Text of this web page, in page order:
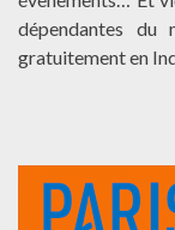
dépendantes du
gratuitement en